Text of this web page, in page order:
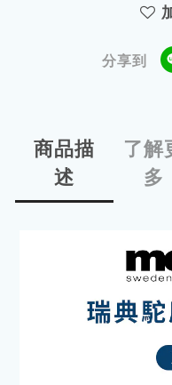
分享到
商品描
述
了解
多